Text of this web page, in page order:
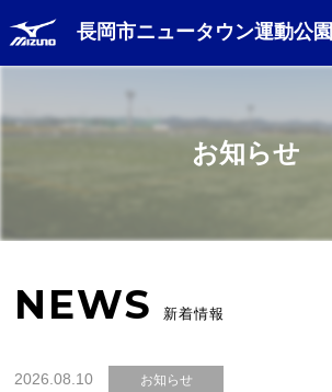
長岡市ニュータウン運動公園
日本語
お知らせ
NEWS 新着情報
2026.08.10 お知らせ